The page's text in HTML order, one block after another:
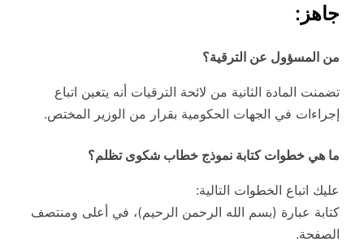
جاهز:
من المسؤول عن الترقية؟
تضمنت المادة الثانية من لائحة الترقيات أنه يتعين اتباع
إجراءات في الجهات الحكومية بقرار من الوزير المختص.
ما هي خطوات كتابة نموذج خطاب شكوى تظلم؟
عليك اتباع الخطوات التالية:
كتابة عبارة (بسم الله الرحمن الرحيم)، في أعلى ومنتصف
الصفحة.